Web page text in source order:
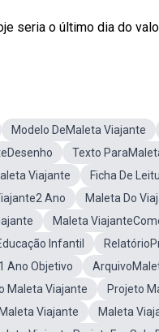
seria o último dia do
Modelo DeMaleta Viajante
Texto
Viajante Ficha De
Ano Maleta Do
Maleta
Infantil
Ano Objetivo
Maleta Viajante
Projeto
Viajante
Maleta